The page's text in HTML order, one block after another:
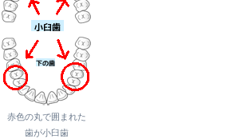
赤色の丸で囲まれた
歯が小臼歯